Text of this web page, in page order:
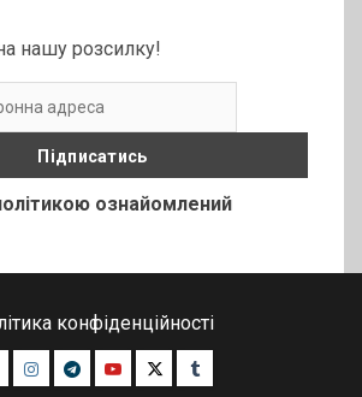
нашу розсилку!
ознайомлений
конфіденційності
Instagram
TelegramYoutubeTwitterTumblr